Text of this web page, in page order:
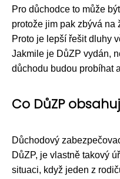
Pro důchodce to může
protože jim pak zbývá na
Proto je lepší řešit dluhy
Jakmile je DůZP vydán,
důchodu budou probíhat
Co DůZP
Důchodový
DůZP, je vlastně takový
situaci, když jeden z